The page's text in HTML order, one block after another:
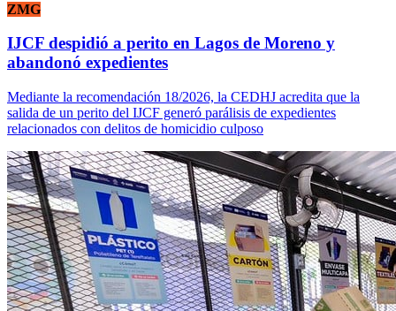
ZMG
IJCF despidió a perito en Lagos de Moreno y
abandonó expedientes
Mediante la recomendación 18/2026, la CEDHJ acredita que la
salida de un perito del IJCF generó parálisis de expedientes
relacionados con delitos de homicidio culposo